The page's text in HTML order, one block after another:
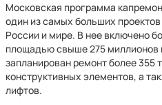
Московская программа
один из самых больших
России и мире. В нее включено
площадью свыше 275 миллионов
запланирован ремонт более
конструктивных элементов, а
лифтов.